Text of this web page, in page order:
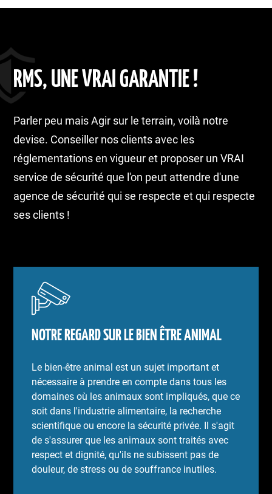
RMS, UNE VRAI GARANTIE !
Parler peu mais Agir sur le terrain, voilà notre
devise. Conseiller nos clients avec les
réglementations en vigueur et proposer un VRAI
service de sécurité que l'on peut attendre d'une
agence de sécurité qui se respecte et qui respecte
ses clients !
NOTRE REGARD SUR LE BIEN ÊTRE ANIMAL
Le bien-être animal est un sujet important et
nécessaire à prendre en compte dans tous les
domaines où les animaux sont impliqués, que ce
soit dans l'industrie alimentaire, la recherche
scientifique ou encore la sécurité privée. Il s'agit
de s'assurer que les animaux sont traités avec
respect et dignité, qu'ils ne subissent pas de
douleur, de stress ou de souffrance inutiles.